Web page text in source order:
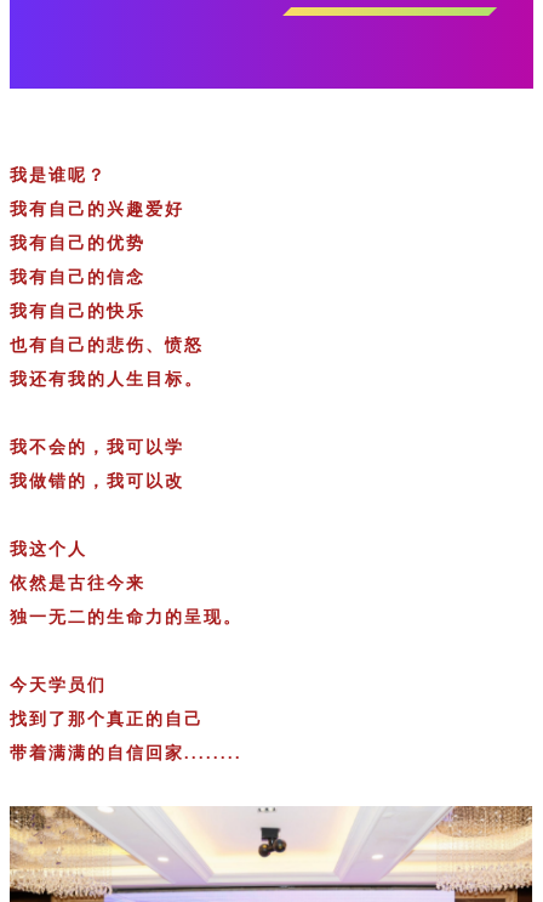
我是谁呢？
我有自己的兴趣爱好
我有自己的优势
我有自己的信念
我有自己的快乐
也有自己的悲伤、愤怒
我还有我的人生目标。
我不会的，我可以学
我做错的，我可以改
我这个人
依然是古往今来
独一无二的生命力的呈现。
今天学员们
找到了那个真正的自己
带着满满的自信回家........